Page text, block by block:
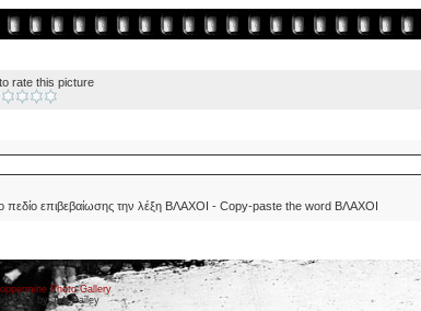
rate this picture
πεδίο επιβεβαίωσης την λέξη ΒΛΑΧΟΙ - Copy-paste the word ΒΛΑΧΟΙ
Photo Gallery
1.5.x by Jeff Bailey